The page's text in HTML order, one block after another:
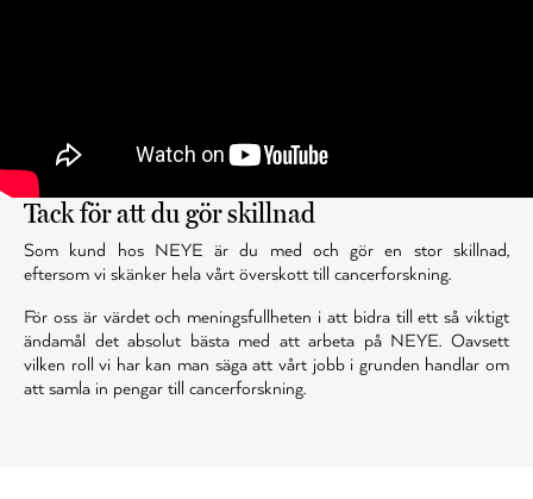
Tack för att du gör skillnad
Som kund hos NEYE är du med och gör en stor skillnad,
eftersom vi skänker hela vårt överskott till cancerforskning.
För oss är värdet och meningsfullheten i att bidra till ett så viktigt
ändamål det absolut bästa med att arbeta på NEYE. Oavsett
vilken roll vi har kan man säga att vårt jobb i grunden handlar om
att samla in pengar till cancerforskning.